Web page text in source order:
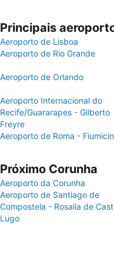
Principais
Aeroporto de Lisboa
Aeroporto de Rio Grande
Aeroporto de Orlando
Aeroporto Internacional do
Recife/Guararapes - Gilberto
Freyre
Aeroporto de Roma -
Próximo Corunha
Aeroporto da Corunha
Aeroporto de Santiago de
Compostela - Rosalia de
Lugo